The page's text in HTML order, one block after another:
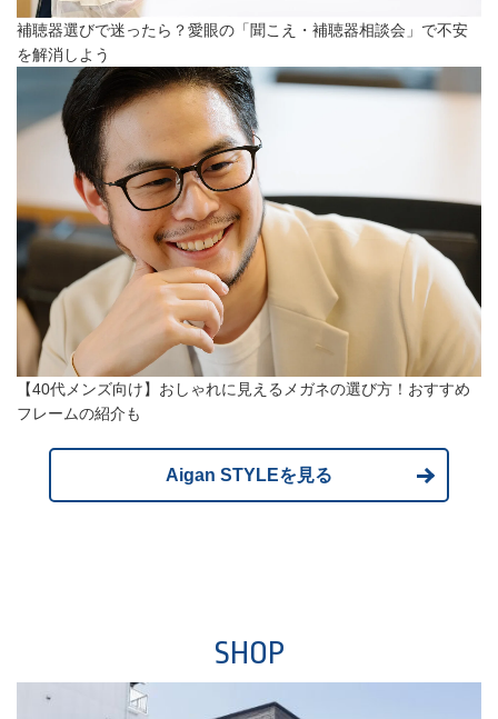
補聴器選びで迷ったら？愛眼の「聞こえ・補聴器相談会」で不安
を解消しよう
【40代メンズ向け】おしゃれに見えるメガネの選び方！おすすめ
フレームの紹介も
Aigan STYLEを見る
SHOP